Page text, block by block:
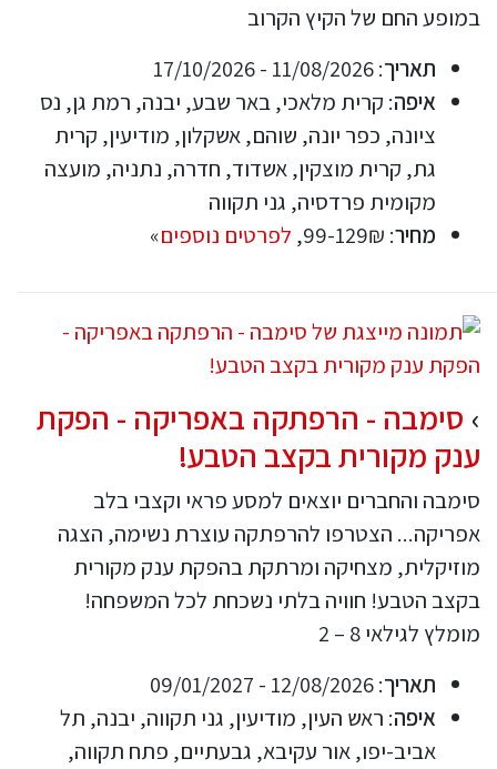
במופע החם של הקיץ הקרוב
תאריך: 11/08/2026 - 17/10/2026
איפה: קרית מלאכי, באר שבע, יבנה, רמת גן, נס
ציונה, כפר יונה, שוהם, אשקלון, מודיעין, קרית
גת, קרית מוצקין, אשדוד, חדרה, נתניה, מועצה
מקומית פרדסיה, גני תקווה
מחיר: 99-129₪, לפרטים נוספים»
סימבה - הרפתקה באפריקה - הפקת
ענק מקורית בקצב הטבע!
סימבה והחברים יוצאים למסע פראי וקצבי בלב
אפריקה... הצטרפו להרפתקה עוצרת נשימה, הצגה
מוזיקלית, מצחיקה ומרתקת בהפקת ענק מקורית
בקצב הטבע! חוויה בלתי נשכחת לכל המשפחה!
מומלץ לגילאי 8 – 2
תאריך: 12/08/2026 - 09/01/2027
איפה: ראש העין, מודיעין, גני תקווה, יבנה, תל
אביב-יפו, אור עקיבא, גבעתיים, פתח תקווה,